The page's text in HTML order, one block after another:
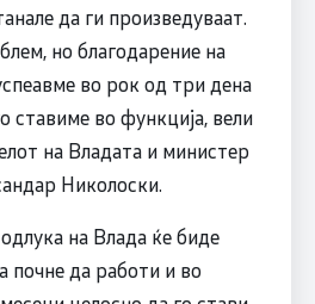
да ги произведуваат.
но благодарение на
во рок од три дена
ставиме во функција, вели
на Владата и министер
Николоски.
на Влада ќе биде
да работи и во